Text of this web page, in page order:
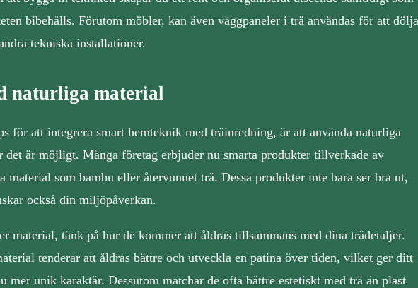
bibehålls. Förutom möbler, kan även väggpaneler i trä användas för att dölja
tekniska installationer.
naturliga material
för att integrera smart hemteknik med träinredning, är att använda naturliga
det är möjligt. Många företag erbjuder nu smarta produkter tillverkade av
material som bambu eller återvunnet trä. Dessa produkter inte bara ser bra ut,
också din miljöpåverkan.
material, tänk på hur de kommer att åldras tillsammans med dina trädetaljer.
tenderar att åldras bättre och utveckla en patina över tiden, vilket ger ditt
mer unik karaktär. Dessutom matchar de ofta bättre estetiskt med trä än plast